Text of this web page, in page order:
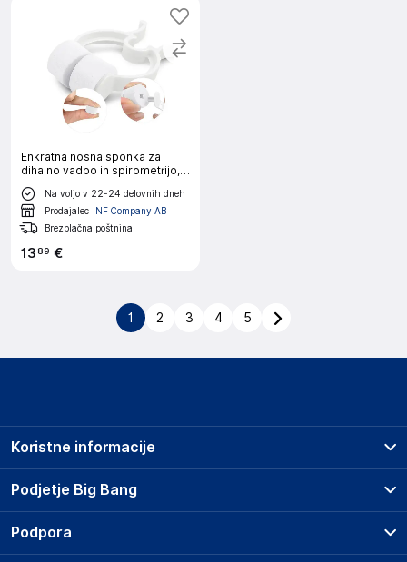
Enkratna nosna sponka za
dihalno vadbo in spirometrijo, 6
kos
Na voljo v 22-24 delovnih dneh
Prodajalec INF Company AB
Brezplačna poštnina
13 89 €
1 2 3 4 5
Podjetje Big Bang
O podjetju
Koristne informacije
Prodajna mesta
Storitve
Dostava, vnos in odvoz
Podpora